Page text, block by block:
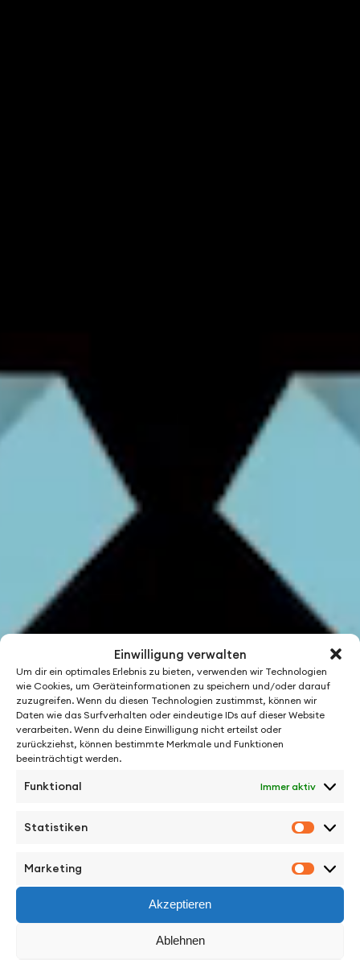
Einwilligung verwalten
Um dir ein optimales Erlebnis zu bieten, verwenden wir Technologien
wie Cookies, um Geräteinformationen zu speichern und/oder darauf
zuzugreifen. Wenn du diesen Technologien zustimmst, können wir
Daten wie das Surfverhalten oder eindeutige IDs auf dieser Website
verarbeiten. Wenn du deine Einwilligung nicht erteilst oder
zurückziehst, können bestimmte Merkmale und Funktionen
beeinträchtigt werden.
Funktional Immer aktiv
Statistiken
Marketing
Akzeptieren
Ablehnen